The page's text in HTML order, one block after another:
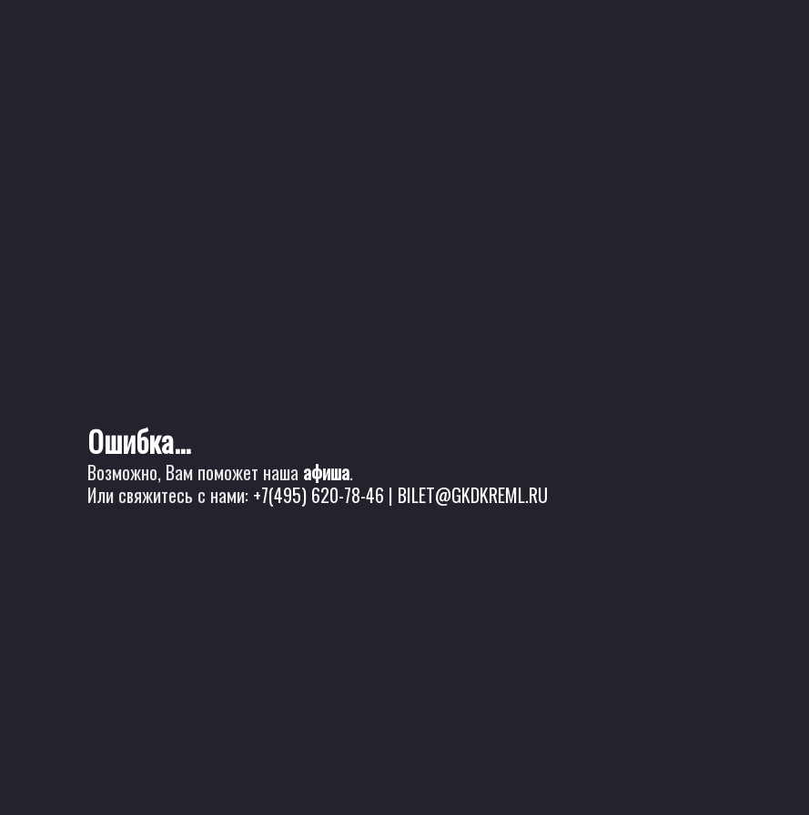
Ошибка...
Возможно, Вам поможет наша афиша.
Или свяжитесь с нами: +7(495) 620-78-46 | BILET@GKDKREML.RU